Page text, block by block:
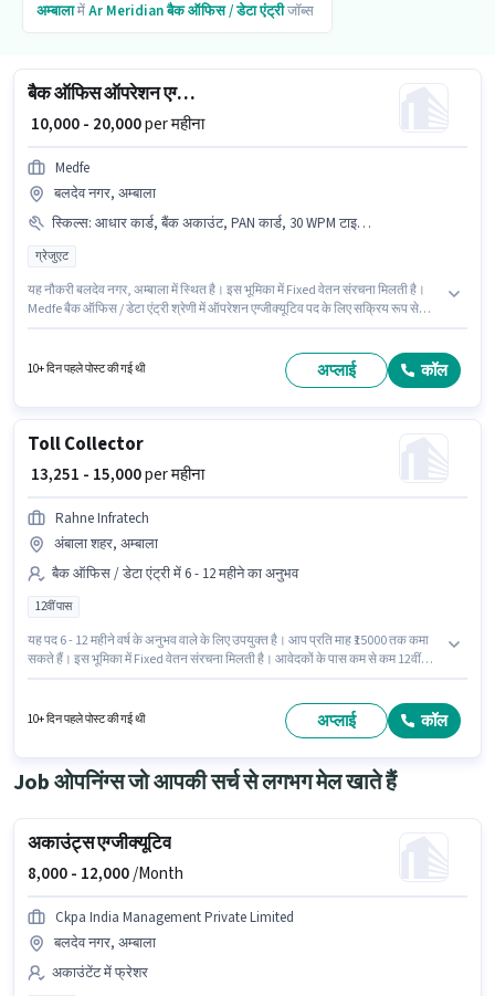
अम्बालामेंAr Meridianबैक ऑफिस / डेटा एंट्रीजॉब्स
बैक ऑफिस ऑपरेशन एग्जीक्यूटिव
₹ 10,000 - 20,000per महीना
Medfe
बलदेव नगर, अम्बाला
स्किल्स: आधार कार्ड, बैंक अकाउंट, PAN कार्ड, 30 WPM टाइपिंग स्पीड, कंप्यूटर नॉलेज, MS Excel
ग्रेजुएट
यह नौकरी बलदेव नगर, अम्बाला में स्थित है। इस भूमिका में Fixed वेतन संरचना मिलती है।
Medfe बैक ऑफिस / डेटा एंट्री श्रेणी में ऑपरेशन एग्जीक्यूटिव पद के लिए सक्रिय रूप से
मासिक वेतन ₹20000 रहेगा। इस भूमिका के लिए महत्वपूर्ण दस्तावेज़ PAN कार्ड, आधार कार्ड,
10+ दिन पहले पोस्ट की गई थी अप्लाई कॉल
Toll Collector
₹ 13,251 - 15,000per महीना
Rahne Infratech
अंबाला शहर, अम्बाला
बैक ऑफिस / डेटा एंट्री में 6 - 12 महीने का अनुभव
12वीं पास
यह पद 6 - 12 महीने वर्ष के अनुभव वाले के लिए उपयुक्त है। आप प्रति माह ₹15000 तक कमा
सकते हैं। इस भूमिका में Fixed वेतन संरचना मिलती है। आवेदकों के पास कम से कम 12वीं
बैक ऑफिस / डेटा एंट्री श्रेणी में Toll Collector के रूप में जुड़ें।
10+ दिन पहले पोस्ट की गई थी अप्लाई कॉल
Job ओपनिंग्स जो आपकी सर्च से लगभग मेल खाते हैं
अकाउंट्स एग्जीक्यूटिव
8,000 - 12,000/Month
Ckpa India Management Private Limited
बलदेव नगर, अम्बाला
अकाउंटेंट में फ्रेशर